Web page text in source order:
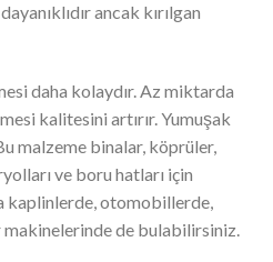
ancak kırılgan
daha kolaydır. Az miktarda
kalitesini artırır. Yumuşak
malzeme binalar, köprüler,
ve boru hatları için
kaplinlerde, otomobillerde,
makinelerinde de bulabilirsiniz.